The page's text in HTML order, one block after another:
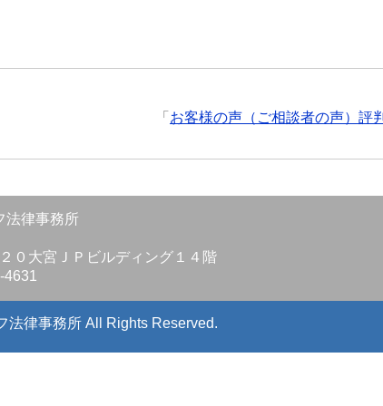
「 お客様の声（ご相談者の声）評
法律事務所
０大宮ＪＰビルディング１４階
法律事務所 All Rights Reserved.